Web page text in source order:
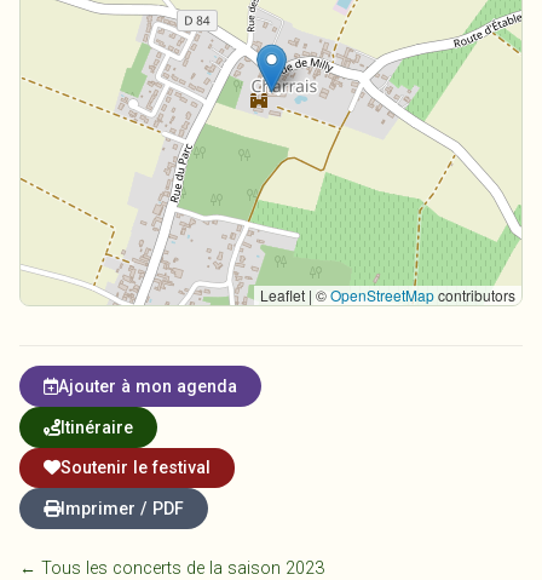
Leaflet | ©OpenStreetMapcontributors
Ajouter à mon agenda
Itinéraire
Soutenir le festival
Imprimer / PDF
← Tous les concerts de la saison 2023